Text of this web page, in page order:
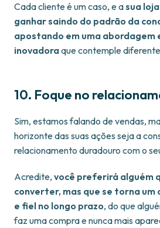
Cada cliente é um caso, e asua
ganhar saindo do padrão da
apostando em uma abordagem
inovadoraque contemple
10. Foque no
Sim, estamos falando de vendas,
horizonte das suas ações seja a
relacionamento duradouro com o
Acredite, você preferirá alguém
converter, mas que se torna
e fiel no longo prazo, do que
faz uma compra e nunca mais